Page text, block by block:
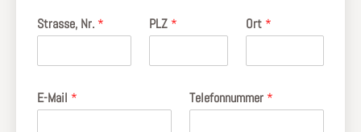
Strasse, Nr. * PLZ * Ort *
E-Mail * Telefonnummer *